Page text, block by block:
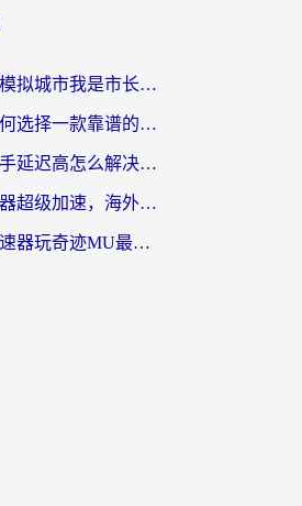
意大利怎么玩模拟城市我是市长？海外党国服游戏加速终极攻略（附三国3量子特攻解决办法）
人在海外，如何选择一款靠谱的玩剑灵2加速器？
国外玩灌篮高手延迟高怎么解决？海外玩家国服游戏加速终极指南
非人学园加速器超级加速，海外玩家重返国服的通行证
国外用什么加速器玩奇迹MU最好？2026海外玩家国服游戏加速全攻略